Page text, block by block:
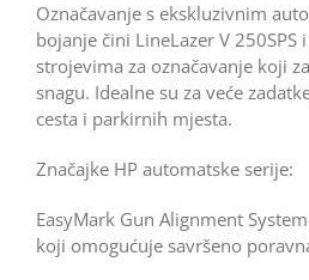
Označavanje s ekskluzivnim
bojanje čini LineLazer V
strojevima za označavanje koji
snagu. Idealne su za veće
cesta i parkirnih mjesta.
Značajke HP automatske serije:
EasyMark Gun Alignment
koji omogućuje savršeno